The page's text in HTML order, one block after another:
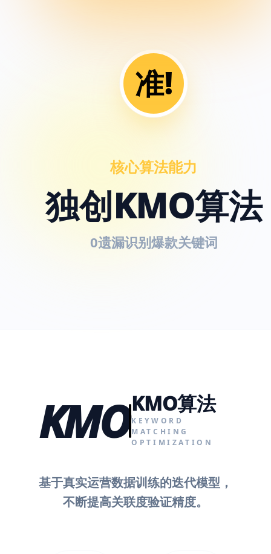
准!
核心算法能力
独创KMO算法
0遗漏识别爆款关键词
KMOKMO算法
KEYWORD
MATCHING
OPTIMIZATION
基于真实运营数据训练的迭代模型，
不断提高关联度验证精度。